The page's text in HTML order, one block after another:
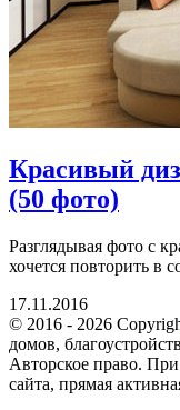
Красивый
(50 фото)
Разглядывая фото с
хочется повторить в
17.11.2016
© 2016 - 2026
домов,
Авторское право.
сайта, прямая